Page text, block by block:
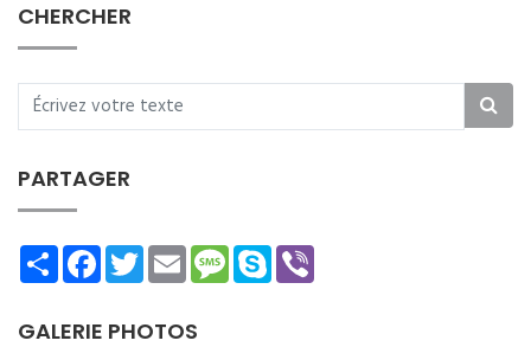
CHERCHER
PARTAGER
ShareFacebookTwitterEmailMessage
Skype
GALERIE PHOTOS